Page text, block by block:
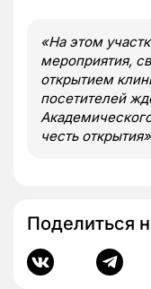
«На этом
мероприятия,
открытием
посетителей
честь
Поделиться